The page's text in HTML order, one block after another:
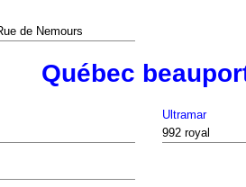
de Nemours
Québec
Ultramar
992 royal